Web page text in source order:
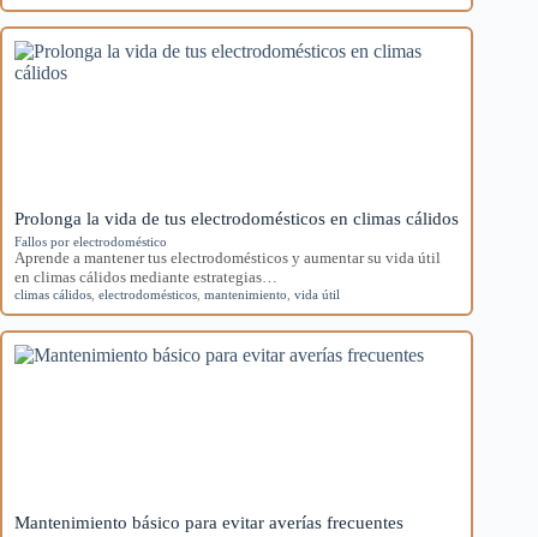
Prolonga la vida de tus electrodomésticos en climas cálidos
Fallos por electrodoméstico
Aprende a mantener tus electrodomésticos y aumentar su vida útil
en climas cálidos mediante estrategias…
climas cálidos electrodomésticos mantenimiento vida útil
Mantenimiento básico para evitar averías frecuentes